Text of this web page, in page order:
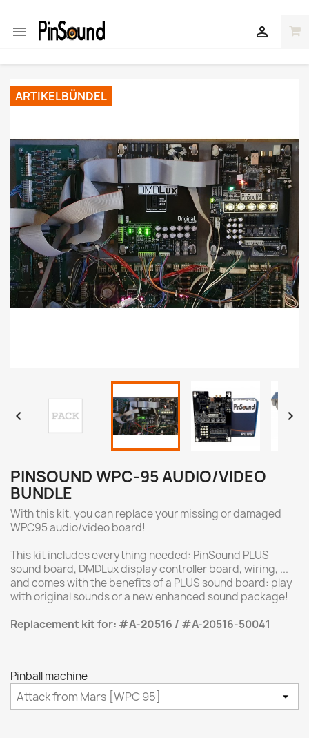
 
ARTIKELBÜNDEL
 
PINSOUND WPC-95 AUDIO/VIDEO
BUNDLE
With this kit, you can replace your missing or damaged
WPC95 audio/video board!
This kit includes everything needed: PinSound PLUS
sound board, DMDLux display controller board, wiring, ...
and comes with the benefits of a PLUS sound board: play
with original sounds or a new enhanced sound package!
Replacement kit for: #A-20516 / #A-20516-50041
Pinball machine